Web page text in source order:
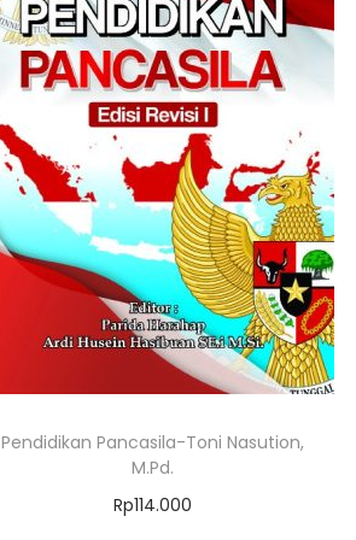
Pendidikan Pancasila-Toni Nasution,
M.Pd.
Rp114.000